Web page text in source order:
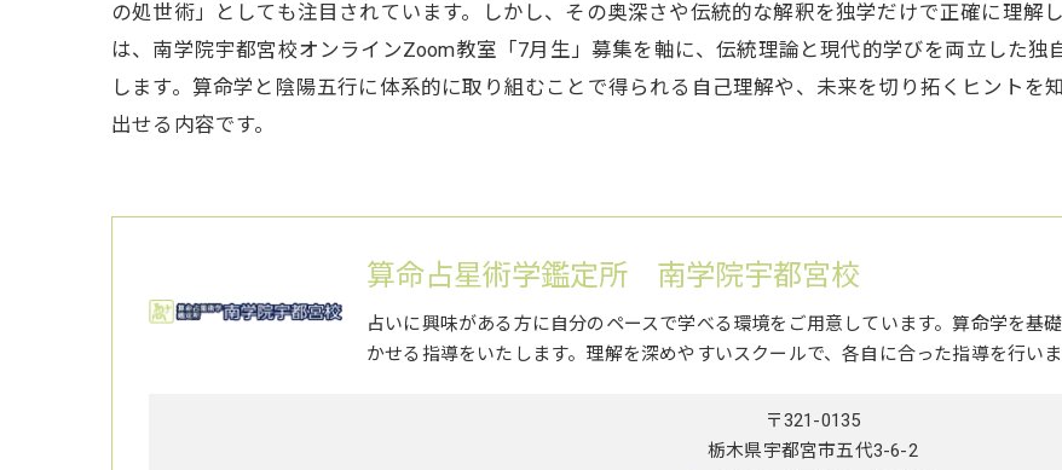
の処世術」としても注目されています。しかし、その奥深さや伝統的な解釈を独学だけで正確に理解
は、南学院宇都宮校オンラインZoom教室「7月生」募集を軸に、伝統理論と現代的学びを両立した
します。算命学と陰陽五行に体系的に取り組むことで得られる自己理解や、未来を切り拓くヒントを
出せる内容です。
算命占星術学鑑定所 南学院宇都宮校
占いに興味がある方に自分のペースで学べる環境をご用意しています。算命学を基
かせる指導をいたします。理解を深めやすいスクールで、各自に合った指導を行いま
〒321-0135
栃木県宇都宮市五代3-6-2